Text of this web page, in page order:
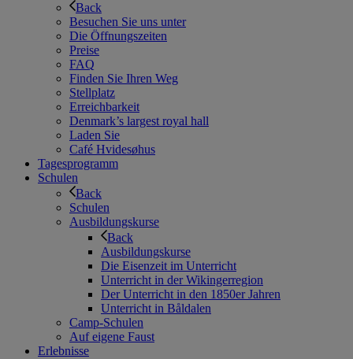
Back
Besuchen Sie uns unter
Die Öffnungszeiten
Preise
FAQ
Finden Sie Ihren Weg
Stellplatz
Erreichbarkeit
Denmark’s largest royal hall
Laden Sie
Café Hvidesøhus
Tagesprogramm
Schulen
Back
Schulen
Ausbildungskurse
Back
Ausbildungskurse
Die Eisenzeit im Unterricht
Unterricht in der Wikingerregion
Der Unterricht in den 1850er Jahren
Unterricht in Båldalen
Camp-Schulen
Auf eigene Faust
Erlebnisse